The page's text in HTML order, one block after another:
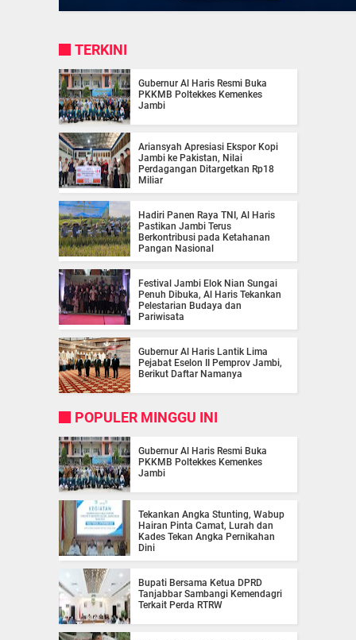
TERKINI
Gubernur Al Haris Resmi Buka
PKKMB Poltekkes Kemenkes
Jambi
Ariansyah Apresiasi Ekspor Kopi
Jambi ke Pakistan, Nilai
Perdagangan Ditargetkan Rp18
Miliar
Hadiri Panen Raya TNI, Al Haris
Pastikan Jambi Terus
Berkontribusi pada Ketahanan
Pangan Nasional
Festival Jambi Elok Nian Sungai
Penuh Dibuka, Al Haris Tekankan
Pelestarian Budaya dan
Pariwisata
Gubernur Al Haris Lantik Lima
Pejabat Eselon II Pemprov Jambi,
Berikut Daftar Namanya
POPULER MINGGU INI
Gubernur Al Haris Resmi Buka
PKKMB Poltekkes Kemenkes
Jambi
Tekankan Angka Stunting, Wabup
Hairan Pinta Camat, Lurah dan
Kades Tekan Angka Pernikahan
Dini
Bupati Bersama Ketua DPRD
Tanjabbar Sambangi Kemendagri
Terkait Perda RTRW